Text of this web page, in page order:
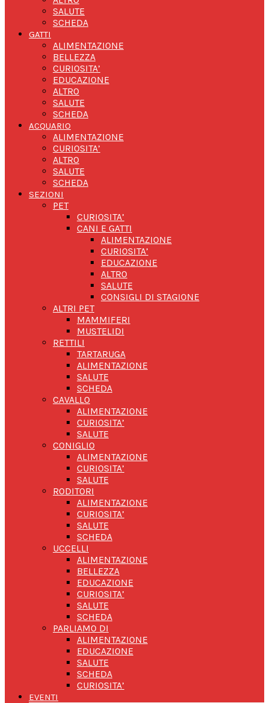
SALUTE
SCHEDA
GATTI
ALIMENTAZIONE
BELLEZZA
CURIOSITA’
EDUCAZIONE
ALTRO
SALUTE
SCHEDA
ACQUARIO
ALIMENTAZIONE
CURIOSITA’
ALTRO
SALUTE
SCHEDA
SEZIONI
PET
CURIOSITA’
CANI E GATTI
ALIMENTAZIONE
CURIOSITA’
EDUCAZIONE
ALTRO
SALUTE
CONSIGLI DI STAGIONE
ALTRI PET
MAMMIFERI
MUSTELIDI
RETTILI
TARTARUGA
ALIMENTAZIONE
SALUTE
SCHEDA
CAVALLO
ALIMENTAZIONE
CURIOSITA’
SALUTE
CONIGLIO
ALIMENTAZIONE
CURIOSITA’
SALUTE
RODITORI
ALIMENTAZIONE
CURIOSITA’
SALUTE
SCHEDA
UCCELLI
ALIMENTAZIONE
BELLEZZA
EDUCAZIONE
CURIOSITA’
SALUTE
SCHEDA
PARLIAMO DI
ALIMENTAZIONE
EDUCAZIONE
SALUTE
SCHEDA
CURIOSITA’
EVENTI